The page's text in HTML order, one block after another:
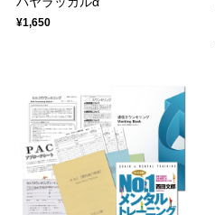
¥1,650